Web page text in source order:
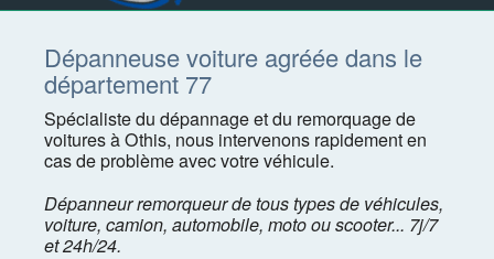
Dépanneuse voiture agréée dans le
département 77
Spécialiste du dépannage et du remorquage de
voitures à Othis, nous intervenons rapidement en
cas de problème avec votre véhicule.
Dépanneur remorqueur de tous types de véhicules,
voiture, camion, automobile, moto ou scooter... 7j/7
et 24h/24.